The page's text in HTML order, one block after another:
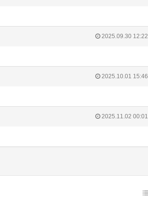
2025.09.30 12:22
2025.10.01 15:46
2025.11.02 00:01